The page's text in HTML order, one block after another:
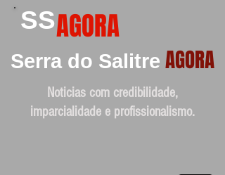
SSAGORA
Serra do Salitre AGORA
Noticias com credibilidade,
imparcialidade e profissionalismo.